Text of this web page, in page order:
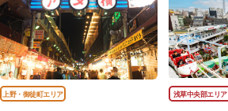
上野・御徒町エリア 浅草中央部エリア